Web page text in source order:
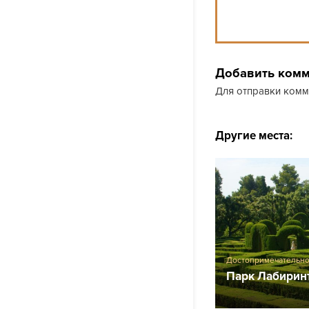
Добавить
Для отправки
Другие места:
Барселоны
Парк